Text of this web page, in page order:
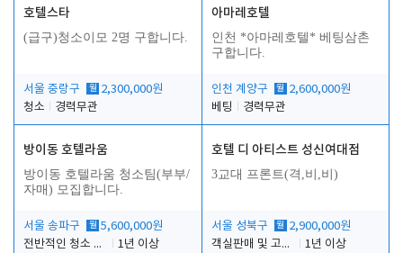
호텔스타
(급구)청소이모 2명 구합니다.
서울 중랑구 월 2,300,000원
청소
경력무관
아마레호텔
인천 *아마레호텔* 베팅삼촌
구합니다.
인천 계양구 월 2,600,000원
베팅
경력무관
방이동 호텔라움
방이동 호텔라움 청소팀(부부/
자매) 모집합니다.
서울 송파구 월 5,600,000원
전반적인 청소 업무(객실청소.객실정리)
1년 이상
호텔 디 아티스트 성신여대점
3교대 프론트(격,비,비)
서울 성북구 월 2,900,000원
객실판매 및 고객응대
1년 이상